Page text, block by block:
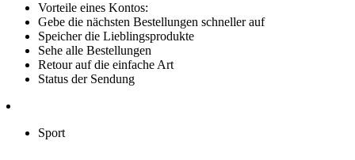
Vorteile eines Kontos:
Gebe die nächsten Bestellungen schneller auf
Speicher die Lieblingsprodukte
Sehe alle Bestellungen
Retour auf die einfache Art
Status der Sendung
Sport